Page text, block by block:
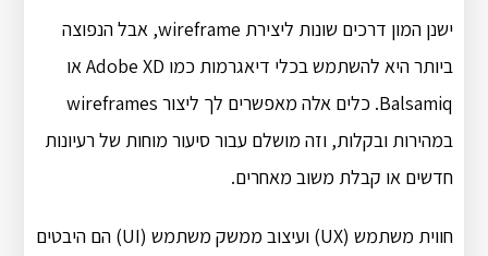
ישנן המון דרכים שונות ליצירת wireframe, אבל הנפוצה
ביותר היא להשתמש בכלי דיאגרמות כמו Adobe XD או
Balsamiq. כלים אלה מאפשרים לך ליצור wireframes
במהירות ובקלות, וזה מושלם עבור סיעור מוחות של רעיונות
חדשים או קבלת משוב מאחרים.
חווית משתמש (UX) ועיצוב ממשק משתמש (UI) הם היבטים